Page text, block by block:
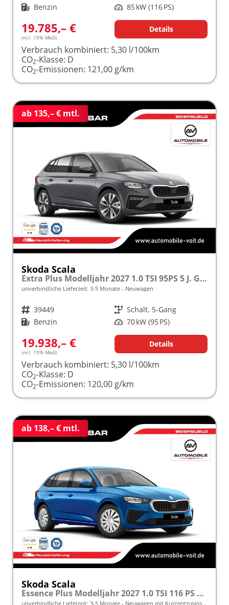
Kraftstoff Benzin Leistung 85 kW (116 PS)
19.785,– €
incl. 19% MwSt.
Details
Verbrauch kombiniert: 5,30 l/100km
CO2-Klasse: D
CO2-Emissionen: 121,00 g/km
ab 135,– € mtl.
Skoda Scala
Extra Plus Modelljahr 2027 1.0 TSI 95PS 5 J. Garantie, Kamera, Winterpaket, Climatronic, Tempomat, SunSet, Wireless Smartlink
unverbindliche Lieferzeit: 3-5 Monate Neuwagen
Fahrzeugnr. 39449 Getriebe Schalt. 5-Gang
Kraftstoff Benzin Leistung 70 kW (95 PS)
19.938,– €
incl. 19% MwSt.
Details
Verbrauch kombiniert: 5,30 l/100km
CO2-Klasse: D
CO2-Emissionen: 120,00 g/km
ab 138,– € mtl.
Skoda Scala
Essence Plus Modelljahr 2027 1.0 TSI 116 PS DSG inkl. 5 J. Garantie frei konfigurierbar
unverbindliche Lieferzeit: 3-5 Monate Neuwagen mit Kurzzeitzulassung